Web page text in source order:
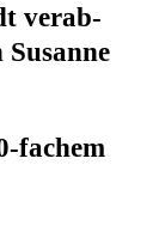
ver­ab­
fachem